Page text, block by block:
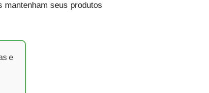
mantenham seus produtos
e